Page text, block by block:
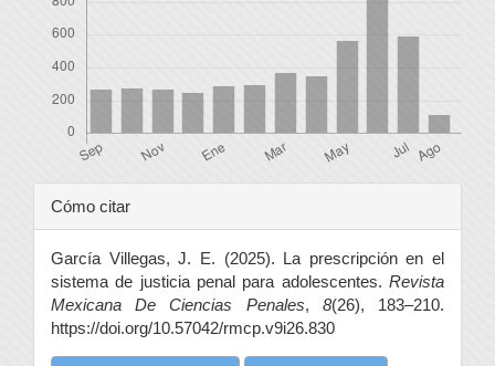
Detalles
del
artículo
Cómo citar
García Villegas, J. E. (2025). La prescripción en el
sistema de justicia penal para adolescentes. Revista
Mexicana De Ciencias Penales, 8(26), 183–210.
https://doi.org/10.57042/rmcp.v9i26.830